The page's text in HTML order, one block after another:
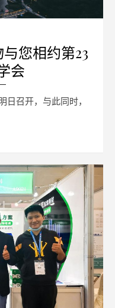
您相约第23
会
日召开，与此同时，